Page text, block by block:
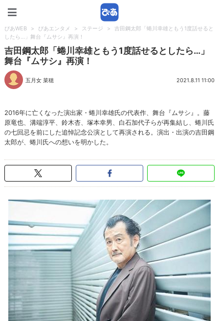
ぴあWEB > ぴあエンタメ > ステージ >
吉田鋼太郎「蜷川幸雄ともう1度話せると
したら…」舞台『ムサシ』再演！
吉田鋼太郎「蜷川幸雄ともう1度話せるとしたら…」
舞台『ムサシ』再演！
五月女 菜穂 2021.8.11 11:00
2016年に亡くなった演出家・蜷川幸雄氏の代表作、舞台『ムサシ』。藤
原竜也、溝端淳平、鈴木杏、塚本幸男、白石加代子らが再集結し、蜷川氏
の七回忌を前にした追悼記念公演として再演される。演出・出演の吉田鋼
太郎が、蜷川氏への想いを明かした。